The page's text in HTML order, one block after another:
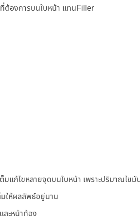
ต้องการบนใบหน้า แทนFiller
มแก้ไขหลายจุดบนใบหน้า เพราะปริมาณไขมั
ให้ผลลัพธ์อยู่นาน
ะหน้าท้อง